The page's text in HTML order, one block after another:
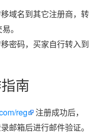
域名到其它注册商，转
。
密码，买家自行转入到
南
reg
注册成功后，
邮箱后进行邮件验证。